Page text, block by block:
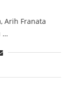
Arih Franata
…